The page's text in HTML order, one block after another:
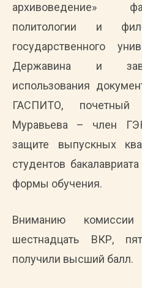
архивоведение»
политологии и
государственного
Державина и
использования
ГАСПИТО,
Муравьева – член
защите выпускных
студентов
формы обучения.
Вниманию
шестнадцать ВКР,
получили высший балл.